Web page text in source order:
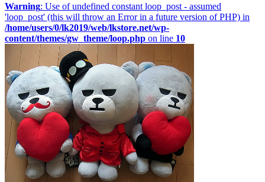
Warning: Use of undefined constant loop_post - assumed
'loop_post' (this will throw an Error in a future version of PHP) in
/home/users/0/lk2019/web/lkstore.net/wp-
content/themes/gw_theme/loop.php on line 10